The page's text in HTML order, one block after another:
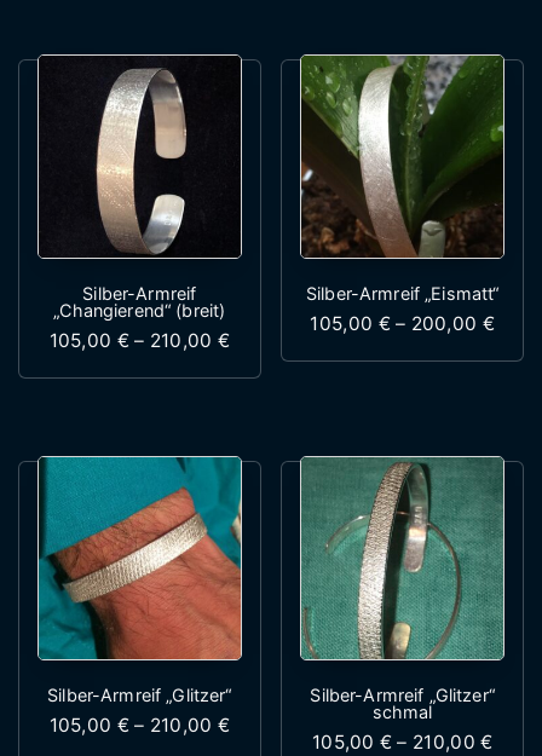
Silber-Armreif
„Changierend“ (breit)
105,00 € – 210,00 € Preisspanne: 105,00 € bis 210,00
Dieses Produkt weist mehrere
Silber-Armreif „Eismatt“
105,00 € – 200,00 €
Dieses
Silber-Armreif „Glitzer“
105,00 € – 210,00 € Preisspanne: 105,00 € bis 210,00
Silber-Armreif „Glitzer“
schmal
105,00€ – 210,00€